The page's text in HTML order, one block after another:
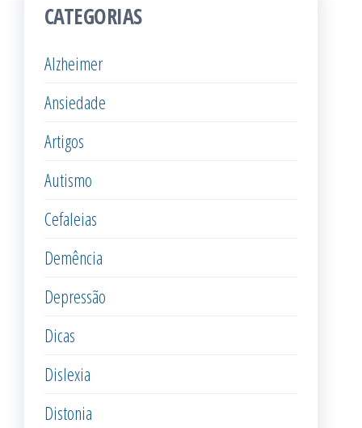
CATEGORIAS
Alzheimer
Ansiedade
Artigos
Autismo
Cefaleias
Demência
Depressão
Dicas
Dislexia
Distonia